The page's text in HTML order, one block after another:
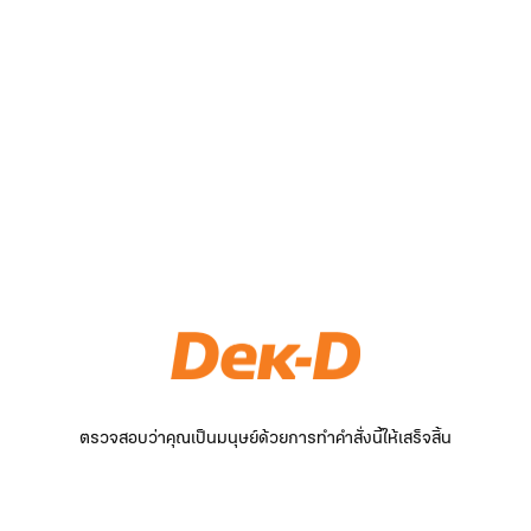
ตรวจสอบว่าคุณเป็นมนุษย์ด้วยการทำคำสั่งนี้ให้เสร็จสิ้น